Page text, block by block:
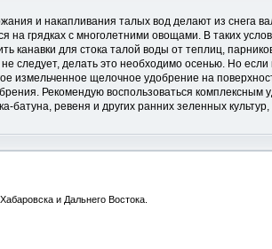
и накапливания талых вод делают из снега
на грядках с многолетними овощами. В таких
канавки для стока талой воды от теплиц,
следует, делать это необходимо осенью. Но
измельченное щелочное удобрение на
Рекомендую воспользоваться
ревеня и других ранних зеленных
и Дальнего Востока.